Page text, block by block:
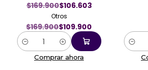
$169.900$106.603
Otros
$169.900$109.900
Cantidad
Comprar ahora